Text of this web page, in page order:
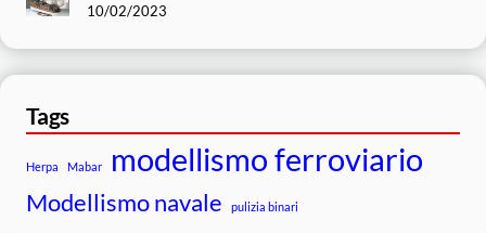
10/02/2023
Tags
Herpa Mabar modellismo ferroviario
Modellismo navale pulizia binari